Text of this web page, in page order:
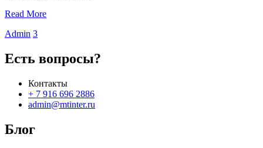
Read More
Admin 3
Есть вопросы?
Контакты
+ 7 916 696 2886
admin@mtinter.ru
Блог